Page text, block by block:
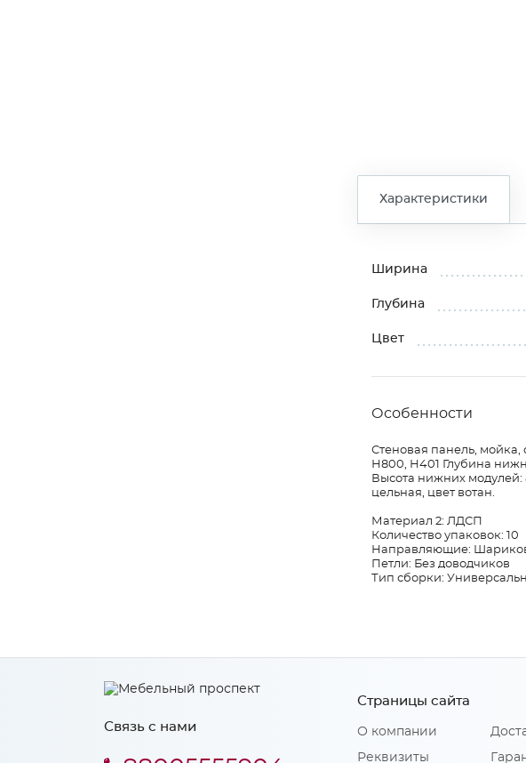
Характеристики
Ширина
Глубина
Цвет
Особенности
Стеновая панель, мойка,
Н800, Н401 Глубина
Высота нижних модулей:
цельная, цвет вотан.
Материал 2: ЛДСП
Количество упаковок: 10
Направляющие:
Петли: Без доводчиков
Тип сборки:
Связь с нами
Страницы сайта
О компании
Реквизиты